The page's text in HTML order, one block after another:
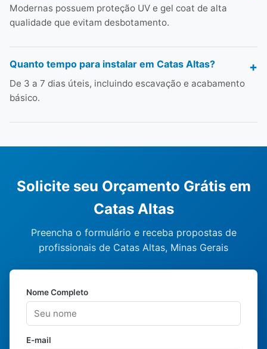
Modernas possuem proteção UV e gel coat de alta
qualidade que evitam desbotamento.
Quanto tempo para instalar em Catas Altas?
De 3 a 7 dias úteis, incluindo escavação e acabamento
básico.
Solicite seu Orçamento Grátis em
Catas Altas
Preencha o formulário e receba propostas de
profissionais de Catas Altas, Minas Gerais
Nome Completo
E-mail